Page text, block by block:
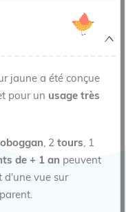
jaune a été conçue
pour un usage très
, 2 tours, 1
de + 1 an peuvent
d'une vue sur